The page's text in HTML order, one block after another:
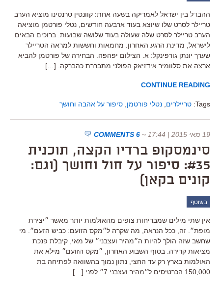
ההבדל בין ישראל לאמריקה בשעה אחת: קוונטין טרנטינו מוציא הערב
טריילר לסרט שלו שיוצא בעוד ארבעה חודשים, נטלי פורטמן מוציאה
הערב טריילר לסרט שלה שעולה בעוד שלושה שבועות. ברוכים הבאים
לישראל, מדינת הרגע האחרון. מחמאות וחששות למראה הטריילר
שערך יונתן גורפינקל: א. הצילום יפהפה. הבחירה של פורטמן להביא
ארצה את סלוומיר אידזיאק הפולני מתבררת כהברקה. […]
CONTINUE READING
Tags: טריילרים נטלי פורטמן סיפור על אהבה וחושך
19 מאי 2015 | 17:44 ~
6 COMMENTS
סינמסקופ ברדיו הקצה, תוכנית
#35: סיפור על חול וחושך (וגם:
קונים בקאן)
בשוטף
אין שתי מילים שמבריחות צופים מהאולמות יותר מאשר ״יצירת
מופת״. זה, ככל הנראה, מה שקרה ל״מקס הזועם: כביש הזעם״. מי
שחשב שזה הולך להיות ה״מהיר ועצבני״ של מאי, קיבלת פנכת
מציאות קרירה. בסוף השבוע האחרון, ״מקס הזועם״ מילא את
האולמות בארץ רק עד החצי, נתון נמוך בהשוואה לפתיחה בת
150,000 הכרטיסים ל״מהיר ועצבני 7״ לפני […]